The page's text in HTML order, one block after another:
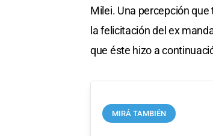
Milei. Una percepción
la felicitación del ex
que éste hizo a
MIRÁ TAMBIÉN